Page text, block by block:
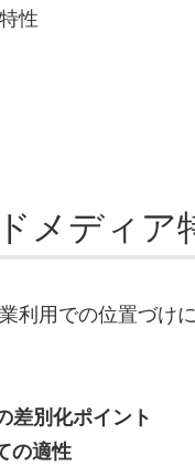
性
メディア
利用での位置づけ
差別化ポイント
の適性